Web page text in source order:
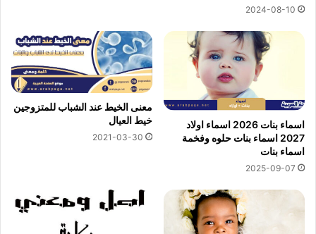
2024-08-10
اسماء بنات 2026 اسماء اولاد
2027 اسماء بنات حلوه وفخمة
اسماء بنات
2025-09-07
معنى الخيط عند الشباب للمتزوجين
خيط العيال
2021-03-30